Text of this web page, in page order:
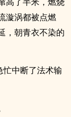
漩涡都被点燃
，朝青衣不染的
忙中断了法术输